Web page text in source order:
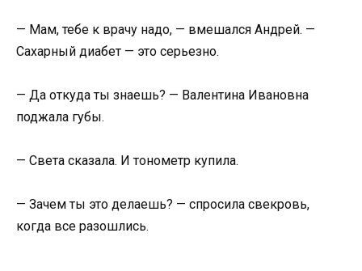
— Мам, тебе к врачу надо, — вмешался Андрей. —
Сахарный диабет — это серьезно.
— Да откуда ты знаешь? — Валентина Ивановна
поджала губы.
— Света сказала. И тонометр купила.
— Зачем ты это делаешь? — спросила свекровь,
когда все разошлись.